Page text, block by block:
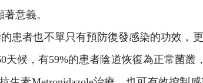
意義。
患者也不單只有預防復發感染的功效，
候，有59%的患者陰道恢復為正常菌叢